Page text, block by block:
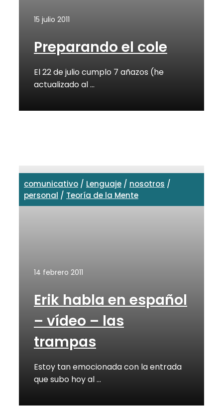
15 julio 2011
Preparando el cole
El 22 de julio cumplo 7 añazos (he
actualizado al …
comunicativo / Lenguaje / nosotros /
personal / Teoría de la Mente
14 febrero 2011
Erik habla en español
– vídeo – las
trampas
Estoy tan emocionada con la entrada
que subo hoy al …